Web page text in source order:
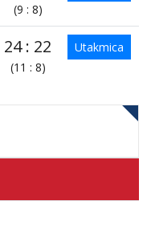
(9 : 8)
24 : 22
(11 : 8)
Utakmica